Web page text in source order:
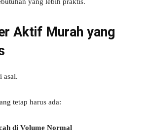
Aktif Murah yang
asal.
tetap harus ada:
di Volume Normal